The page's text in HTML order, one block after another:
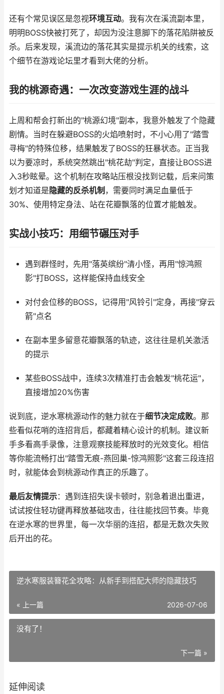
还有个常见误区是忽视环境互动。我有次在溪流副本里，
明明BOSS快被打死了，却因为没注意脚下的落花陷阱被反
杀。后来发现，溪流边的落花其实是提示机关的线索，这
个细节在游戏论坛里才看到大佬的分析。
我的桃源奇遇：一次改变游戏生涯的战斗
上周和帮会打新出的"桃源幻境"副本，我意外触发了个隐藏
剧情。当时在躲避BOSS的火焰喷射时，不小心用了"踏雪
寻梅"的特殊位移，结果触发了BOSS的狂暴状态。正当我
以为要凉时，系统突然跳出"桃花劫"判定，直接让BOSS进
入3秒眩晕。这个机制在攻略站压根没找到记载，后来问策
划才知道是 隐藏的反杀机制 ，需要同时满足血量低于
30%、使用特定身法、站在花瓣飘落的位置才能触发。
实战小技巧：用细节碾压对手
遇到群怪时，先用"落英缤纷"清小怪，再用"惊鸿照
影"打BOSS，这样能保持血线安全
对付会位移的BOSS，记得用"风铃引"定身，再接"穿云
箭"点名
在副本里多留意花瓣飘落的轨迹，这往往是机关激活
的提示
某些BOSS战中，连续3次精准打击会触发"桃花运"，
直接增加20%伤害
说到底，逆水寒桃源动作的魅力就在于细节决定成败。那
些看似花哨的连招背后，都藏着精心设计的机制。建议新
手多看高手录像，注意观察技能释放时的光效变化。相信
等你能流畅打出"踏雪无痕-燕回巢-惊鸿照影"这套三段连招
时，就能体会到桃源动作真正的乐趣了。
最后友情提示：遇到连招失误卡顿时，别急着退出重进，
试试按住轻功键再释放基础攻击，往往能找回节奏。毕竟
在逆水寒的世界里，每一次华丽的连招，都是无数次失败
后开出的花。
逆水寒服装簪花全攻略：从新手到搭配大师的隐藏技巧
« 上一篇 2026-07-06
没有了！
下一篇 »
延伸阅读